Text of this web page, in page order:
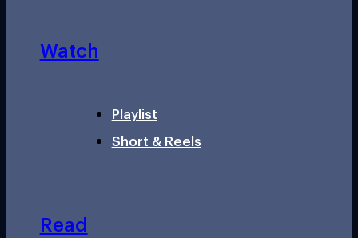
Watch
Playlist
Short & Reels
Read